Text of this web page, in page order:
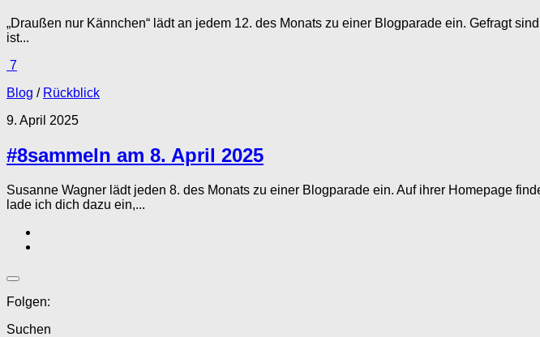
„Draußen nur Kännchen“ lädt an jedem 12. des Monats zu einer Blogparade ein. Gefragt
ist...
7
Blog / Rückblick
9. April 2025
#8sammeln am 8. April 2025
Susanne Wagner lädt jeden 8. des Monats zu einer Blogparade ein. Auf ihrer Homepage
lade ich dich dazu ein,...
Folgen:
Suchen